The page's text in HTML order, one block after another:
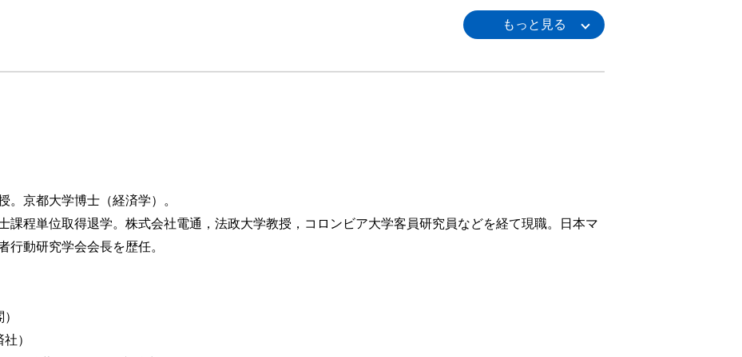
。京都大学博士（経済学）。
課程単位取得退学。株式会社電通，法政大学教授，コロンビア大学客員研究員などを経て現職。日本マ
行動研究学会会長を歴任。
）